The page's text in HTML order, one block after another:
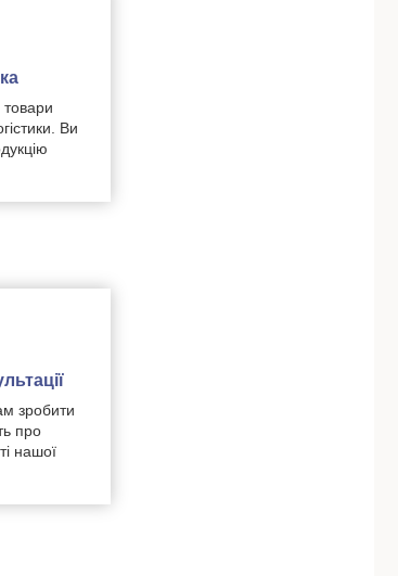
Ви
зробити
про
нашої